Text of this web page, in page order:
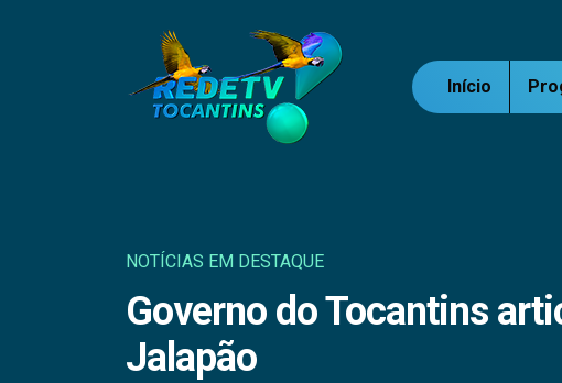
Início
NOTÍCIAS EM DESTAQUE
Governo do Tocantins
Jalapão